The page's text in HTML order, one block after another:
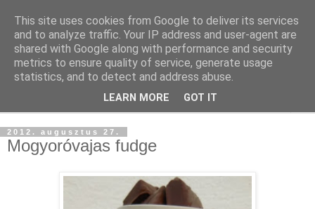
2012. augusztus 27.
Mogyoróvajas fudge
This site uses cookies from Google to deliver its services
and to analyze traffic. Your IP address and user-agent are
shared with Google along with performance and security
metrics to ensure quality of service, generate usage
statistics, and to detect and address abuse.
LEARN MORE GOT IT